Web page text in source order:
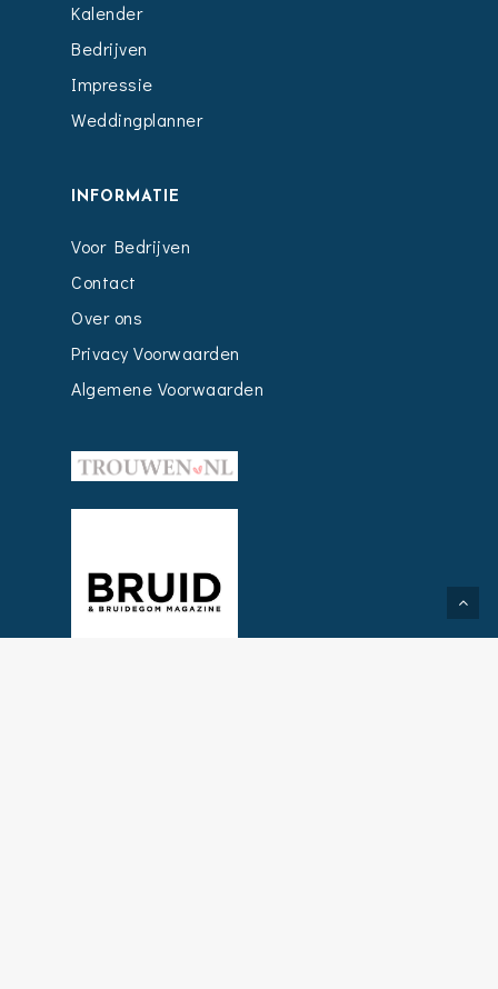
Kalender
Bedrijven
Impressie
Weddingplanner
INFORMATIE
Voor Bedrijven
Contact
Over ons
Privacy Voorwaarden
Algemene Voorwaarden